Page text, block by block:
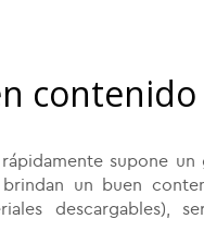
supone
un buen
descargables),